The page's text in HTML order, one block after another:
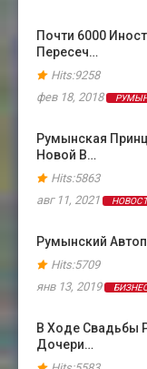
Почти 6000
Пересеч…
Hits:9258
фев 18, 2018
Румынская
Новой В…
Hits:5863
авг 11, 2021
Румынский
Hits:5709
янв 13, 2019
В Ходе Свадьбы
Дочери…